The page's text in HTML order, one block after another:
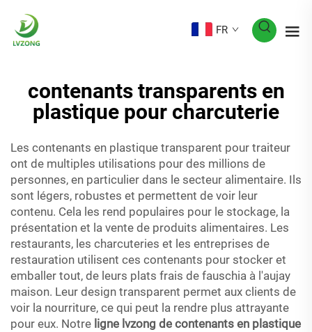
FR
contenants transparents en
plastique pour charcuterie
Les contenants en plastique transparent pour traiteur
ont de multiples utilisations pour des millions de
personnes, en particulier dans le secteur alimentaire. Ils
sont légers, robustes et permettent de voir leur
contenu. Cela les rend populaires pour le stockage, la
présentation et la vente de produits alimentaires. Les
restaurants, les charcuteries et les entreprises de
restauration utilisent ces contenants pour stocker et
emballer tout, de leurs plats frais de fauschia à l'aujay
maison. Leur design transparent permet aux clients de
voir la nourriture, ce qui peut la rendre plus attrayante
pour eux. Notre ligne lvzong de contenants en plastique